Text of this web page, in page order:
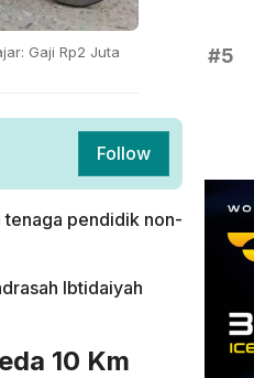
Gaji Rp2 Juta
Follow
tenaga pendidik non-
Ibtidaiyah
10 Km
#5